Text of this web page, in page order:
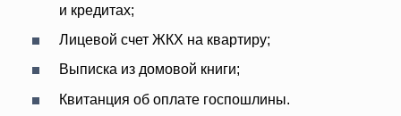
и кредитах;
Лицевой счет ЖКХ на квартиру;
Выписка из домовой книги;
Квитанция об оплате госпошлины.